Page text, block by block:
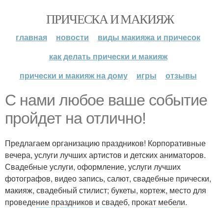
ПРИЧЕСКА И МАКИЯЖ
главная новости
виды макияжа и причесок
как делать прически и макияж
прически и макияж на дому
игры отзывы
С нами любое ваше событие
пройдет на отлично!
Предлагаем организацию праздников! Корпоративные
вечера, услуги лучших артистов и детских аниматоров.
Свадебные услуги, оформление, услуги лучших
фотографов, видео запись, салют, свадебные прически,
макияж, свадебный стилист; букеты, кортеж, место для
проведение праздников и свадеб, прокат мебели.